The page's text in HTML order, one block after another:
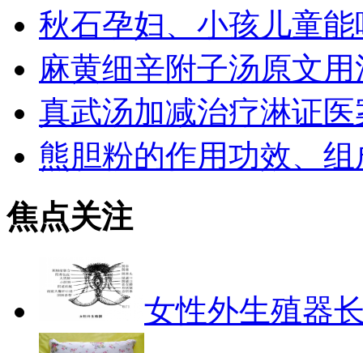
秋石孕妇、小孩儿童能
麻黄细辛附子汤原文用
真武汤加减治疗淋证医
熊胆粉的作用功效、组
焦点关注
女性外生殖器